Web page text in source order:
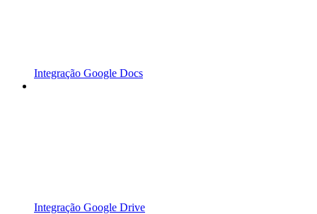
Integração Google Docs
Integração Google Drive